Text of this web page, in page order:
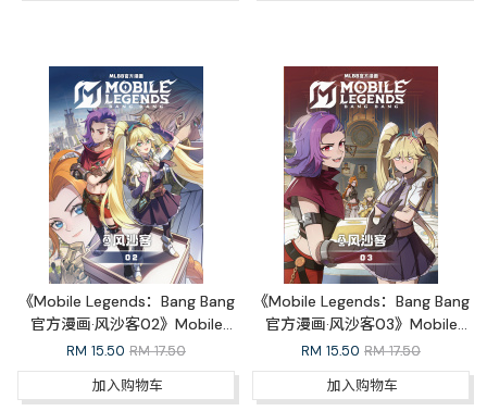
《Mobile Legends：Bang Bang
官方漫画·风沙客02》Mobile
Legends: Bang Bang Official
Comic Outlaw 02
RM 15.50 RM 17.50
加入购物车
《Mobile Legends：Bang Bang
官方漫画·风沙客03》Mobile
Legends: Bang Bang Official
Comic Outlaw 03
RM 15.50 RM 17.50
加入购物车